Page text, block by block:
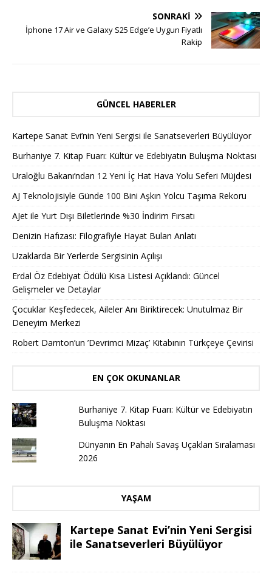
SONRAKI
İphone 17 Air ve Galaxy S25 Edge’e Uygun Fiyatlı
Rakip
GÜNCEL HABERLER
Kartepe Sanat Evi’nin Yeni Sergisi ile Sanatseverleri Büyülüyor
Burhaniye 7. Kitap Fuarı: Kültür ve Edebiyatın Buluşma Noktası
Uraloğlu Bakanı’ndan 12 Yeni İç Hat Hava Yolu Seferi Müjdesi
AJ Teknolojisiyle Günde 100 Bini Aşkın Yolcu Taşıma Rekoru
AJet ile Yurt Dışı Biletlerinde %30 İndirim Fırsatı
Denizin Hafızası: Filografiyle Hayat Bulan Anlatı
Uzaklarda Bir Yerlerde Sergisinin Açılışı
Erdal Öz Edebiyat Ödülü Kısa Listesi Açıklandı: Güncel
Gelişmeler ve Detaylar
Çocuklar Keşfedecek, Aileler Anı Biriktirecek: Unutulmaz Bir
Deneyim Merkezi
Robert Darnton’un ’Devrimci Mizaç’ Kitabının Türkçeye Çevirisi
EN ÇOK OKUNANLAR
Burhaniye 7. Kitap Fuarı: Kültür ve Edebiyatın
Buluşma Noktası
Dünyanın En Pahalı Savaş Uçakları Sıralaması
2026
YAŞAM
Kartepe Sanat Evi’nin Yeni Sergisi
ile Sanatseverleri Büyülüyor